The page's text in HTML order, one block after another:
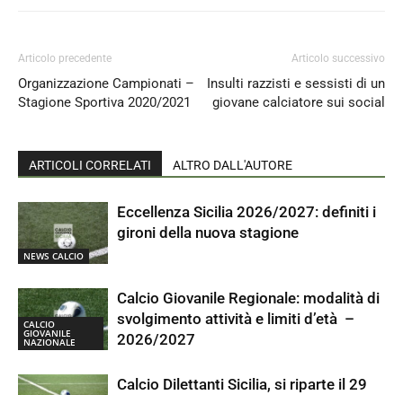
Articolo precedente
Organizzazione Campionati –
Stagione Sportiva 2020/2021
Articolo successivo
Insulti razzisti e sessisti di un
giovane calciatore sui social
ARTICOLI CORRELATI ALTRO DALL'AUTORE
NEWS CALCIO
Eccellenza Sicilia 2026/2027: definiti i
gironi della nuova stagione
CALCIO
GIOVANILE
NAZIONALE
Calcio Giovanile Regionale: modalità di
svolgimento attività e limiti d’età –
2026/2027
Calcio Dilettanti Sicilia, si riparte il 29